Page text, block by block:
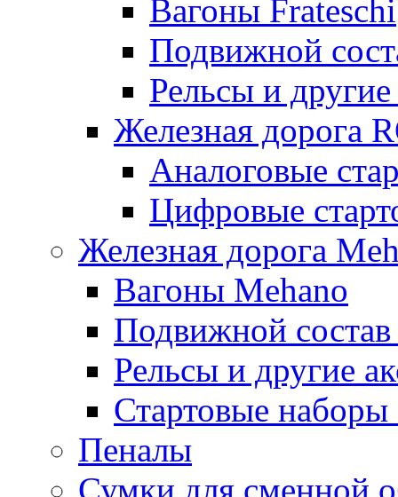
Вагоны Frateschi
Подвижной
Рельсы и
Железная дорога
Аналоговые
Цифровые
Железная дорога
Вагоны Mehano
Подвижной
Рельсы и другие
Стартовые
Пеналы